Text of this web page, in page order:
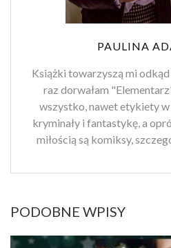
PAULINA
Książki towarzyszą mi
raz dorwałam
wszystko, nawet etykiety
kryminały i fantastykę, a
miłością są komiksy,
PODOBNE WPISY